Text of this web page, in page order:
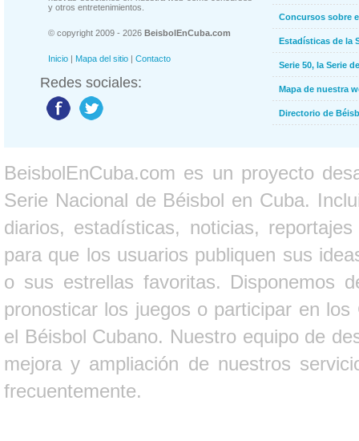
y otros entretenimientos.
© copyright 2009 - 2026 BeisbolEnCuba.com
Inicio | Mapa del sitio | Contacto
Redes sociales:
Concursos sobre
Estadísticas de la
Serie 50, la Serie
Mapa de nuestra
Directorio de
BeisbolEnCuba.com es un proyecto
Serie Nacional de Béisbol en Cuba.
diarios, estadísticas, noticias,
para que los usuarios publiquen sus
o sus estrellas favoritas. Disponemos
pronosticar los juegos o participar en
el Béisbol Cubano. Nuestro equipo de
mejora y ampliación de nuestros
frecuentemente.